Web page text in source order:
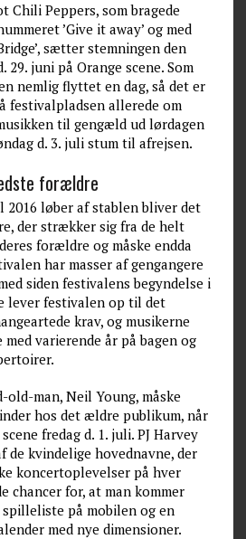
Chili Peppers, som bragede
’Give it away’ og med
sætter stemningen den
29. juni på Orange scene. Som
nemlig flyttet en dag, så det er
festivalpladsen allerede om
til gengæld ud lørdagen
d. 3. juli stum til afrejsen.
forældre
2016 løber af stablen bliver det
der strækker sig fra de helt
forældre og måske endda
har masser af gengangere
siden festivalens begyndelse i
lever festivalen op til det
krav, og musikerne
varierende år på bagen og
old-man, Neil Young, måske
hos det ældre publikum, når
fredag d. 1. juli. PJ Harvey
de kvindelige hovednavne, der
koncertoplevelser på hver
chancer for, at man kommer
på mobilen og en
med nye dimensioner.